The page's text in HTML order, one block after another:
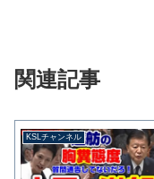
関連記事
KSLチャンネル